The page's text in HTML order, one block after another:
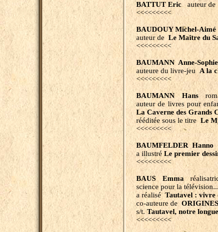
BATTUT Ericauteur de
<<<<<<<<<
BAUDOUY Michel-Aimé
auteur de Le Maître du
<<<<<<<<<
BAUMANN Anne-
auteure du livre-jeu A la
<<<<<<<<<
BAUMANN Hans
auteur de livres pour
La Caverne des Grands
rééditée sous le titre Le
<<<<<<<<<
BAUMFELDER Hanno
a illustré Le premier
<<<<<<<<<
BAUS Emma
science pour la
a réalisé Tautavel : vivre
co-auteure de ORIGINES
s/t.Tautavel, notre
<<<<<<<<<